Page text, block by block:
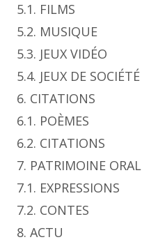
5.1. FILMS
5.2. MUSIQUE
5.3. JEUX VIDÉO
5.4. JEUX DE SOCIÉTÉ
6. CITATIONS
6.1. POÈMES
6.2. CITATIONS
7. PATRIMOINE ORAL
7.1. EXPRESSIONS
7.2. CONTES
8. ACTU